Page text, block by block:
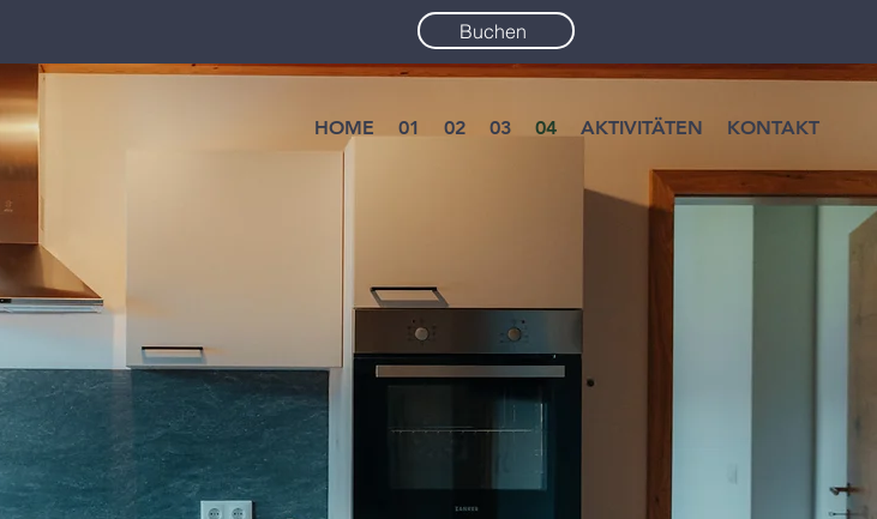
Buchen
HOME 01 02 03 04 AKTIVITÄTEN KONTAKT